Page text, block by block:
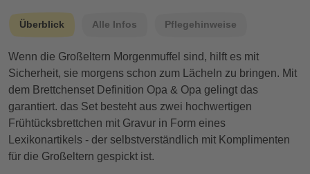
Überblick Alle Infos Pflegehinweise
Wenn die Großeltern Morgenmuffel sind, hilft es mit
Sicherheit, sie morgens schon zum Lächeln zu bringen. Mit
dem Brettchenset Definition Opa & Opa gelingt das
garantiert. das Set besteht aus zwei hochwertigen
Frühtücksbrettchen mit Gravur in Form eines
Lexikonartikels - der selbstverständlich mit Komplimenten
für die Großeltern gespickt ist.